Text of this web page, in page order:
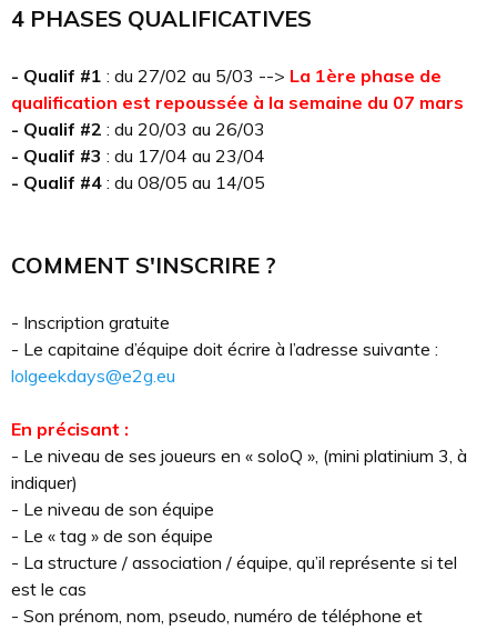
4 PHASES QUALIFICATIVES
- Qualif #1 : du 27/02 au 5/03 --> La 1ère phase de
qualification est repoussée à la semaine du 07 mars
- Qualif #2 : du 20/03 au 26/03
- Qualif #3 : du 17/04 au 23/04
- Qualif #4 : du 08/05 au 14/05
COMMENT S'INSCRIRE ?
- Inscription gratuite
- Le capitaine d’équipe doit écrire à l’adresse suivante :
lolgeekdays@e2g.eu
En précisant :
- Le niveau de ses joueurs en « soloQ », (mini platinium 3, à
indiquer)
- Le niveau de son équipe
- Le « tag » de son équipe
- La structure / association / équipe, qu’il représente si tel
est le cas
- Son prénom, nom, pseudo, numéro de téléphone et